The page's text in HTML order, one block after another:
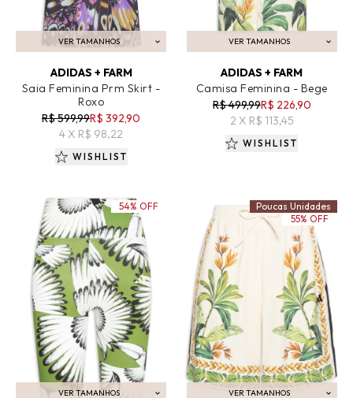
VER TAMANHOS
ADICIONAR AO CARRINHO
ADIDAS + FARM
Saia Feminina Prm Skirt -
Roxo
R$ 599,99R$ 392,90
4 X R$ 98,22
WISHLIST
VER TAMANHOS
ADICIONAR AO CARRINHO
ADIDAS + FARM
Camisa Feminina - Bege
R$ 499,99R$ 226,90
2 X R$ 113,45
WISHLIST
VER TAMANHOS
54% OFF
VER TAMANHOS
Poucas Unidades
55% OFF